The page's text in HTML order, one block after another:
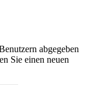
abgegeben
Sie einen neuen